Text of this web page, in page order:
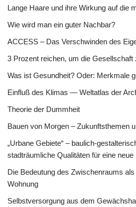
Lange Haare und ihre Wirkung auf die
Wie wird man ein guter Nachbar?
ACCESS – Das Verschwinden des
3 Prozent reichen, um die Gesellschaft
Was ist Gesundheit? Oder: Merkmale
Einfluß des Klimas — Weltatlas der
Theorie der Dummheit
Bauen von Morgen – Zukunftsthemen
„Urbane Gebiete“ – baulich-
stadträumliche Qualitäten für eine
Die Bedeutung des Zwischenraums
Wohnung
Selbstversorgung aus dem